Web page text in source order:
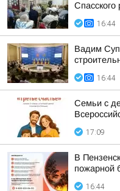
Спасского
16:44
Вадим
16:44
Семьи с
17:09
В
пожарной
16:44